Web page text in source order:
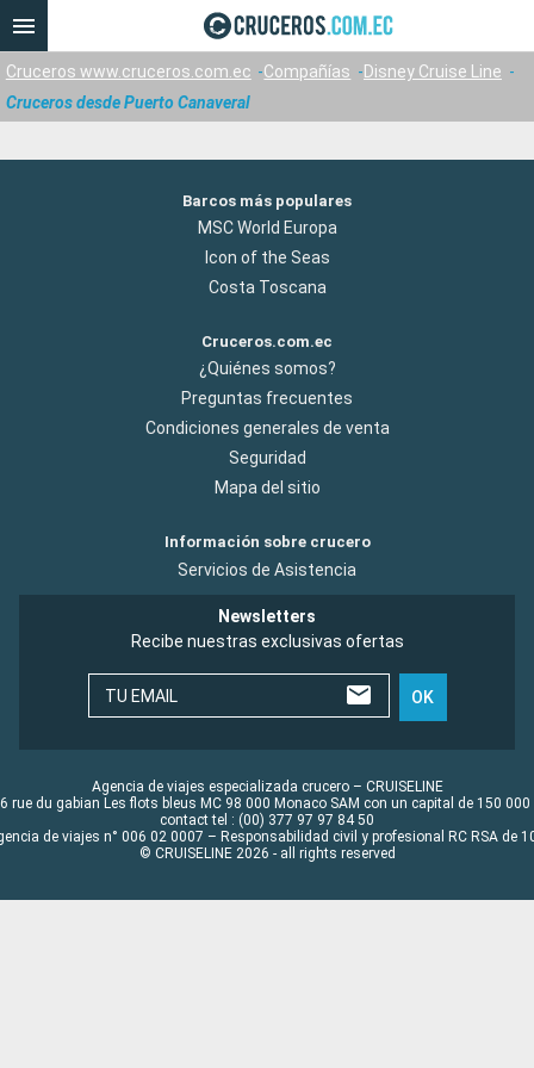
Cruceros www.cruceros.com.ec Compañías
Disney Cruise Line
Cruceros desde Puerto Canaveral
Barcos más populares
MSC World Europa
Icon of the Seas
Costa Toscana
Cruceros.com.ec
¿Quiénes somos?
Preguntas frecuentes
Condiciones generales de venta
Seguridad
Mapa del sitio
Información sobre crucero
Servicios de Asistencia
Newsletters
Recibe nuestras exclusivas ofertas
TU EMAIL OK
Agencia de viajes especializada crucero – CRUISELINE
rue du gabian Les flots bleus MC 98 000 Monaco SAM con un capital de 150 000
contact tel : (00) 377 97 97 84 50
de viajes n° 006 02 0007 – Responsabilidad civil y profesional RC RSA de
© CRUISELINE 2026 - all rights reserved